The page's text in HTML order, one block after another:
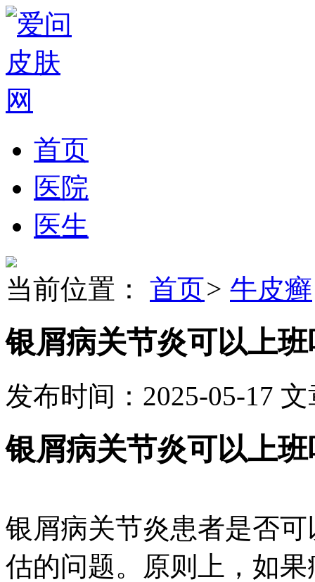
首页
医院
医生
当前位置： 首页> 牛皮癣
银屑病关节炎可以上班
发布时间：2025-05-17 文
银屑病关节炎可以上班
银屑病关节炎患者是否
估的问题。原则上，如